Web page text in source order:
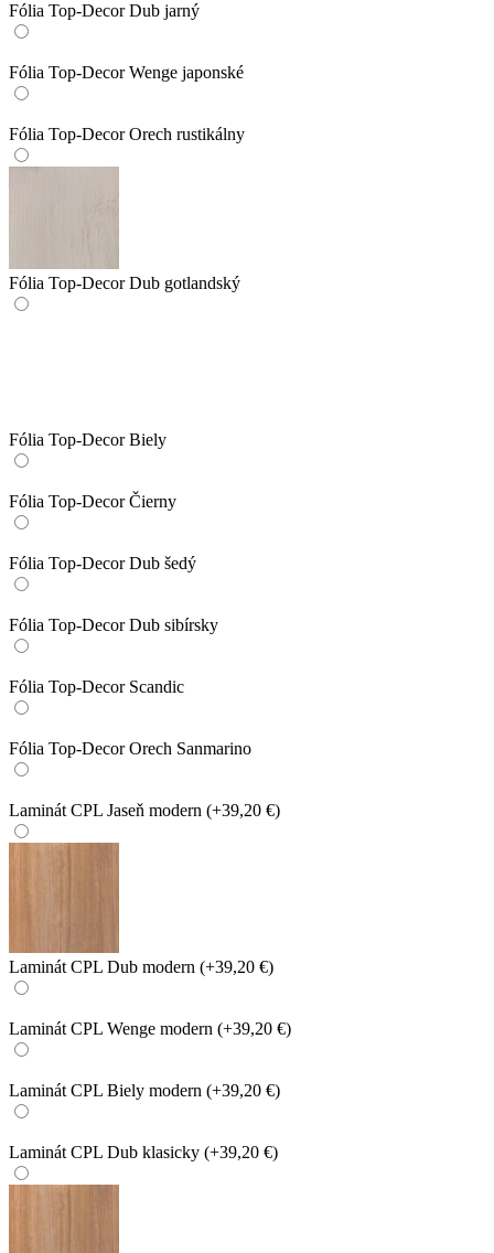
Fólia Top-Decor Dub jarný
Fólia Top-Decor Wenge japonské
Fólia Top-Decor Orech rustikálny
Fólia Top-Decor Dub gotlandský
Fólia Top-Decor Biely
Fólia Top-Decor Čierny
Fólia Top-Decor Dub šedý
Fólia Top-Decor Dub sibírsky
Fólia Top-Decor Scandic
Fólia Top-Decor Orech Sanmarino
Laminát CPL Jaseň modern (+39,20 €)
Laminát CPL Dub modern (+39,20 €)
Laminát CPL Wenge modern (+39,20 €)
Laminát CPL Biely modern (+39,20 €)
Laminát CPL Dub klasicky (+39,20 €)